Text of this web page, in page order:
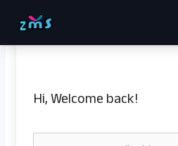
Hi, Welcome back!